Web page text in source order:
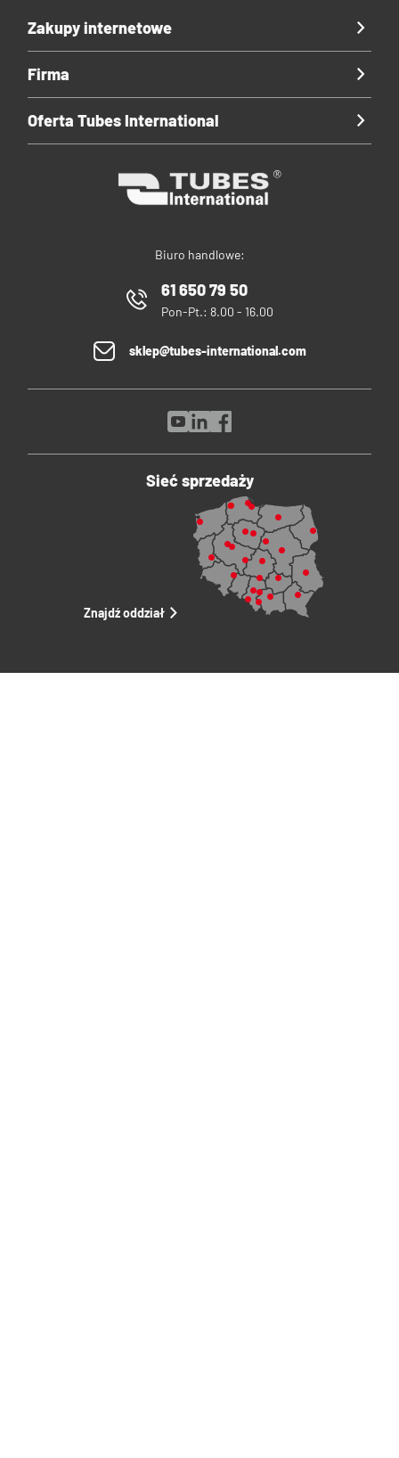
Biuro handlowe:
61 650 79 50
Pon-Pt.: 8.00 - 16.00
sklep@tubes-international.com
Zakupy internetowe
Firma
Oferta Tubes International
Sieć sprzedaży
Znajdź oddział